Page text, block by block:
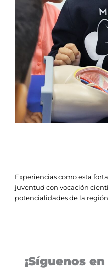
Experiencias como esta
juventud con vocación
potencialidades de la
¡Síguenos